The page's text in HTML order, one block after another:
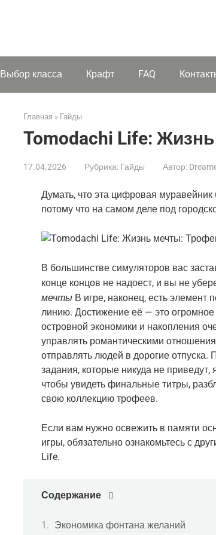
Выбор класса Крафт FAQ
Главная » Гайды
Tomodachi Life:
17.04.2026 Рубрика: Гайды Автор:
Думать, что эта цифровая муравейник
потому что на самом деле под
В большинстве симуляторов вас
конце концов не надоест, и вы не
мечты В игре, наконец, есть
линию. Достижение её — это
островной экономики и накопления
управлять романтическими
отправлять людей в дорогие
задания, которые никуда не
чтобы увидеть финальные титры,
свою коллекцию трофеев.
Если вам нужно освежить в памяти
игры, обязательно ознакомьтесь с
Life.
Содержание
Экономика фонтана желаний